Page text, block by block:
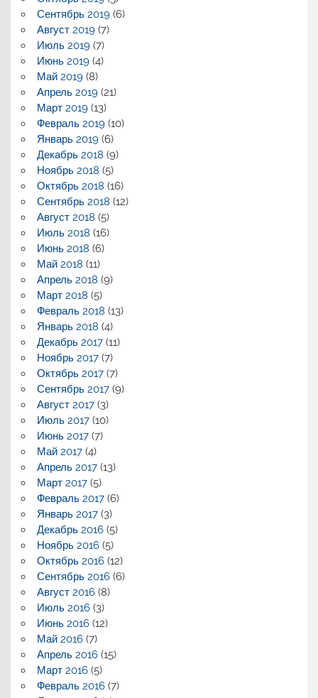
Сентябрь 2019(6)
Август 2019(7)
Июль 2019(7)
Июнь 2019(4)
Май 2019(8)
Апрель 2019(21)
Март 2019(13)
Февраль 2019(10)
Январь 2019(6)
Декабрь 2018 (9)
Ноябрь 2018 (5)
Октябрь 2018 (16)
Сентябрь 2018 (12)
Август 2018 (5)
Июль 2018 (16)
Июнь 2018 (6)
Май 2018 (11)
Апрель 2018 (9)
Март 2018 (5)
Февраль 2018 (13)
Январь 2018 (4)
Декабрь 2017(11)
Ноябрь 2017(7)
Октябрь 2017(7)
Сентябрь 2017(9)
Август 2017(3)
Июль 2017(10)
Июнь 2017(7)
Май 2017(4)
Апрель 2017(13)
Март 2017(5)
Февраль 2017(6)
Январь 2017(3)
Декабрь 2016(5)
Ноябрь 2016(5)
Октябрь 2016(12)
Сентябрь 2016(6)
Август 2016(8)
Июль 2016(3)
Июнь 2016(12)
Май 2016(7)
Апрель 2016(15)
Март 2016(5)
Февраль 2016(7)